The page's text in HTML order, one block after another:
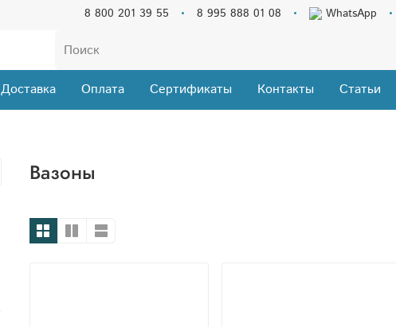
8 800 201 39 55 8 995 888 01 08 WhatsApp
Доставка Оплата Сертификаты Контакты Статьи
Вазоны